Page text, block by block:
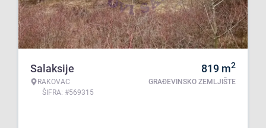
Salaksije
RAKOVAC
ŠIFRA: #569315
819 m2
GRAĐEVINSKO ZEMLJIŠTE